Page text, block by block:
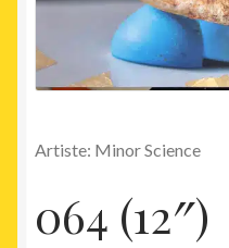
Artiste: Minor Science
064 (12″)